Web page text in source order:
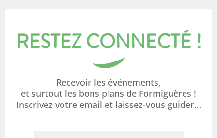
RESTEZ CONNECTÉ !
Recevoir les événements,
et surtout les bons plans de Formiguères !
Inscrivez votre email et laissez-vous guider…